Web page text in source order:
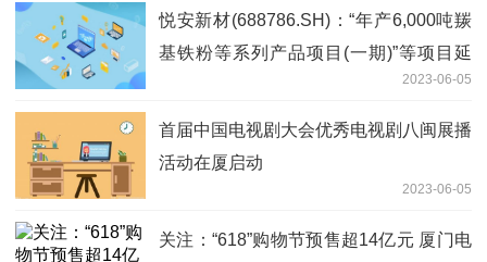
悦安新材(688786.SH)：“年产6,000吨羰
基铁粉等系列产品项目(一期)”等项目延
2023-06-05
首届中国电视剧大会优秀电视剧八闽展播
活动在厦启动
2023-06-05
关注：“618”购物节预售超14亿元 厦门电